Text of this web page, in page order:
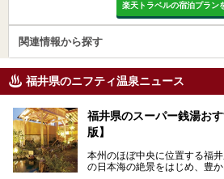
楽天トラベルの宿泊プラン
関連情報から探す
福井県のニフティ温泉ニュース
福井県のスーパー銭湯お
版】
本州のほぼ中央に位置する福
の日本海の絶景をはじめ、豊